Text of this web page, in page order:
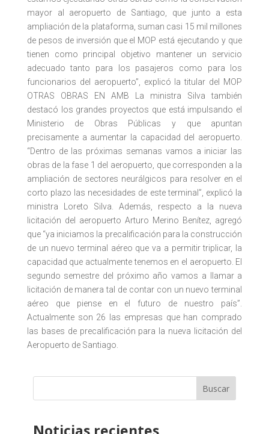
mayor al aeropuerto de Santiago, que junto a esta
ampliación de la plataforma, suman casi 15 mil millones
de pesos de inversión que el MOP está ejecutando y que
tienen como principal objetivo mantener un servicio
adecuado tanto para los pasajeros como para los
funcionarios del aeropuerto”, explicó la titular del MOP
OTRAS OBRAS EN AMB La ministra Silva también
destacó los grandes proyectos que está impulsando el
Ministerio de Obras Públicas y que apuntan
precisamente a aumentar la capacidad del aeropuerto.
“Dentro de las próximas semanas vamos a iniciar las
obras de la fase 1 del aeropuerto, que corresponden a la
ampliación de sectores neurálgicos para resolver en el
corto plazo las necesidades de este terminal”, explicó la
ministra Loreto Silva. Además, respecto a la nueva
licitación del aeropuerto Arturo Merino Benítez, agregó
que “ya iniciamos la precalificación para la construcción
de un nuevo terminal aéreo que va a permitir triplicar, la
capacidad que actualmente tenemos en el aeropuerto. El
segundo semestre del próximo año vamos a llamar a
licitación de manera tal de contar con un nuevo terminal
aéreo que piense en el futuro de nuestro país”.
Actualmente son 26 las empresas que han comprado
las bases de precalificación para la nueva licitación del
Aeropuerto de Santiago.
Buscar